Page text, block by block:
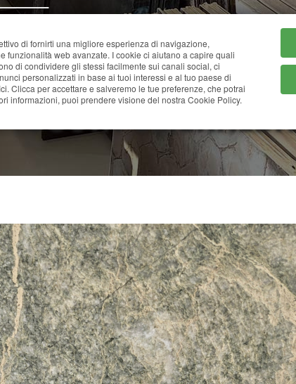
HOME
COSTA SMERALDA
di fornirti una migliore esperienza di navigazione,
funzionalità web avanzate. I cookie ci aiutano a capire quali
di condividere gli stessi facilmente sui canali social, ci
personalizzati in base ai tuoi interessi e al tuo paese di
Clicca per accettare e salveremo le tue preferenze, che potrai
informazioni, puoi prendere visione del nostra Cookie Policy.